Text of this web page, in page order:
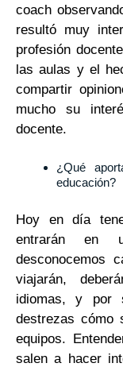
coach
resultó muy
profesión
las aulas y el
compartir
mucho su
docente.
¿Qué
educación?
Hoy en día
entrarán en
desconocemos
viajarán,
idiomas, y por
destrezas cómo
equipos.
salen a hacer